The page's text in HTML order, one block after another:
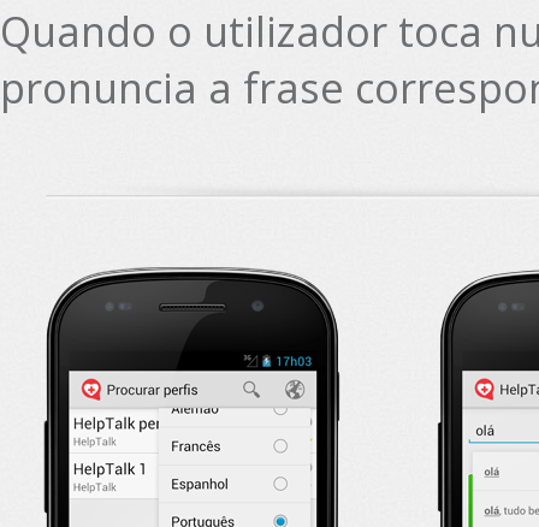
Quando o utilizador toca
pronuncia a frase